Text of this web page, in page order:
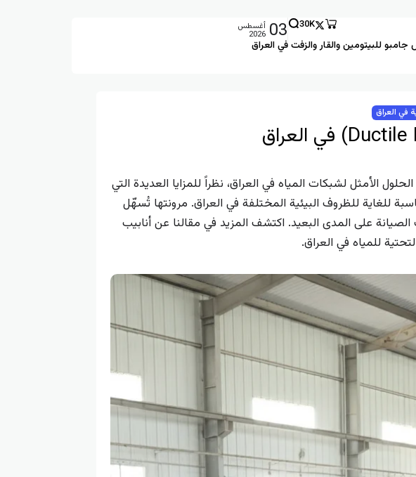
جامبو للبيتومين والقار والزفت في العراق
30K
03 أغسطس
2026
في العراق
الأمثل لشبكات المياه في العراق، نظراً للمزايا العديدة التي
للغاية للظروف البيئية المختلفة في العراق. مرونتها تُسهّل
على المدى البعيد. اكتشف المزيد في مقالنا عن أنابيب
للمياه في العراق.